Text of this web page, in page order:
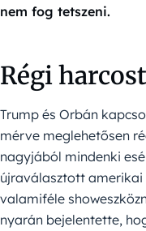
nem fog tetszeni.
Régi
Trump és Orbán
mérve meglehetősen
nagyjából mindenki
újraválasztott amerikai
valamiféle
nyarán bejelentette,